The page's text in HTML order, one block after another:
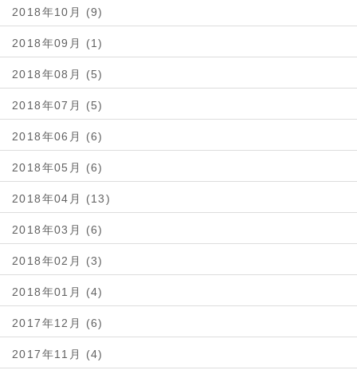
2018年10月 (9)
2018年09月 (1)
2018年08月 (5)
2018年07月 (5)
2018年06月 (6)
2018年05月 (6)
2018年04月 (13)
2018年03月 (6)
2018年02月 (3)
2018年01月 (4)
2017年12月 (6)
2017年11月 (4)